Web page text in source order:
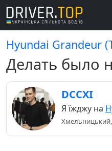
Hyundai Grandeur
Делать было
DCCXI
Я їжджу на
Хмельницький,